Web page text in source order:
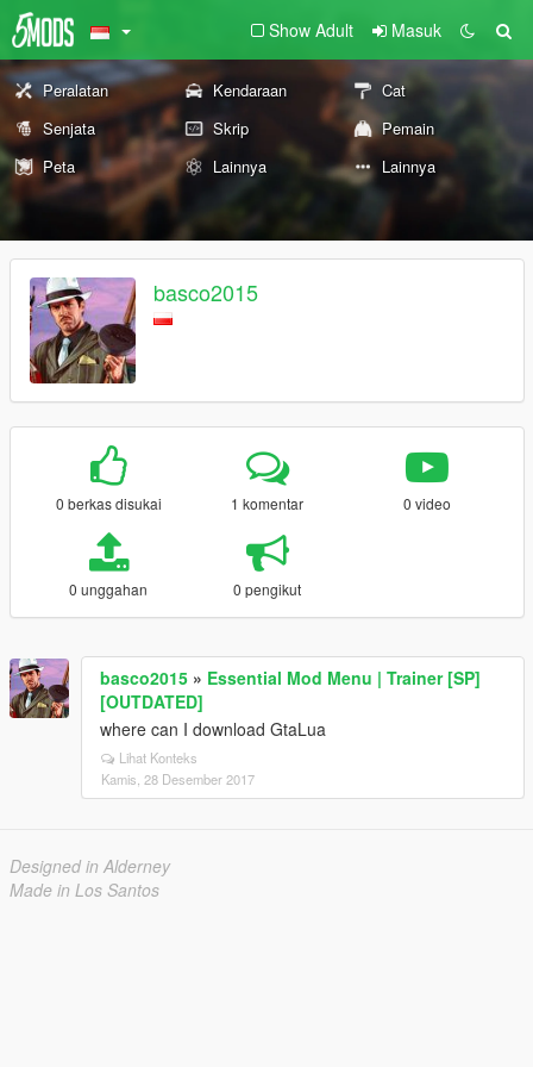
Show Adult Masuk
Peralatan Kendaraan
Cat
Senjata
Skrip
Pemain
Peta
Lainnya Lainnya
basco2015
0 berkas disukai 1 komentar 0 video
0 unggahan 0 pengikut
basco2015 » Essential Mod Menu | Trainer [SP]
[OUTDATED]
where can I download GtaLua
Lihat Konteks
Kamis, 28 Desember 2017
Designed in Alderney
Made in Los Santos